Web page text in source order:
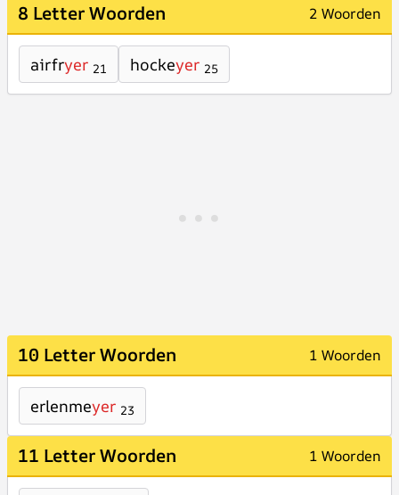
8 Letter Woorden 2 Woorden
airfryer 21 hockeyer 25
10 Letter Woorden 1 Woorden
erlenmeyer 23
11 Letter Woorden 1 Woorden